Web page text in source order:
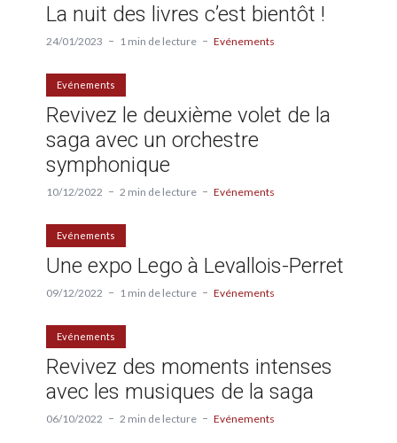
La nuit des livres c’est bientôt !
24/01/2023 1 min de lecture Evénements
Evénements
Revivez le deuxième volet de la
saga avec un orchestre
symphonique
10/12/2022 2 min de lecture Evénements
Evénements
Une expo Lego à Levallois-Perret
09/12/2022 1 min de lecture Evénements
Evénements
Revivez des moments intenses
avec les musiques de la saga
06/10/2022 2 min de lecture Evénements